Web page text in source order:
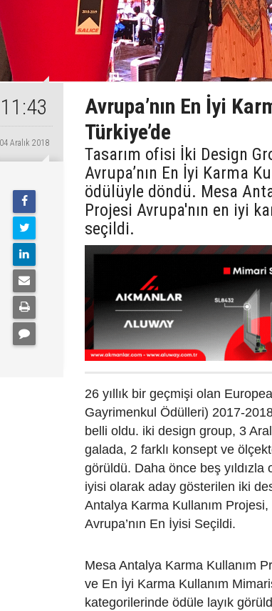
11:43
04 Aralık 2018
Avrupa’nın En İyi
Türkiye’de
Tasarım ofisi İki Design
Avrupa’nın En İyi Karma
ödülüyle döndü. Mesa
Projesi Avrupa'nın en iyi
seçildi.
26 yıllık bir geçmişi olan
Gayrimenkul Ödülleri) 2017-
belli oldu. iki design group, 3
galada, 2 farklı konsept ve
görüldü. Daha önce beş yıldızla
iyisi olarak aday gösterilen iki
Antalya Karma Kullanım
Avrupa’nın En İyisi Seçildi.
Mesa Antalya Karma Kullanım
ve En İyi Karma Kullanım
kategorilerinde ödüle layık